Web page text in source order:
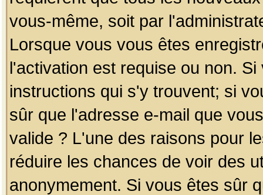
vous-même, soit par
Lorsque vous vous êtes
l'activation est requise ou non.
instructions qui s'y trouvent; si
sûr que l'adresse e-mail que
valide ? L'une des raisons pour
réduire les chances de voir des
anonymement. Si vous êtes sûr